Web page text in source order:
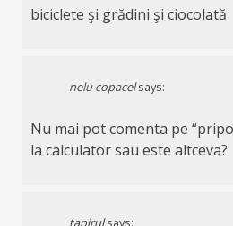
biciclete şi grădini şi ciocolată
nelu copacel says:
Nu mai pot comenta pe
la calculator sau este altceva?